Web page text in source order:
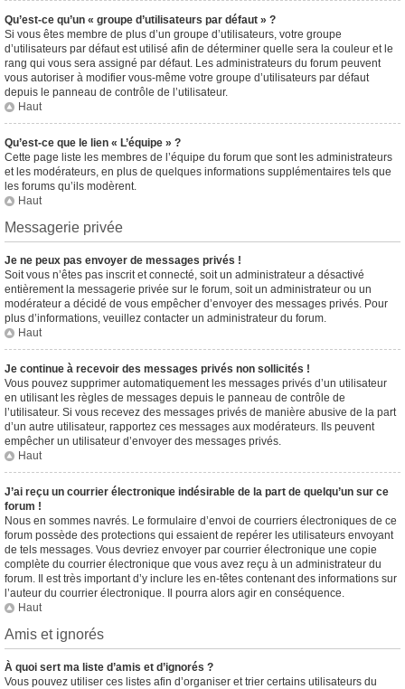
Qu’est-ce qu’un « groupe d’utilisateurs par défaut » ?
Si vous êtes membre de plus d’un groupe d’utilisateurs, votre groupe
d’utilisateurs par défaut est utilisé afin de déterminer quelle sera la couleur et le
rang qui vous sera assigné par défaut. Les administrateurs du forum peuvent
vous autoriser à modifier vous-même votre groupe d’utilisateurs par défaut
depuis le panneau de contrôle de l’utilisateur.
Haut
Qu’est-ce que le lien « L’équipe » ?
Cette page liste les membres de l’équipe du forum que sont les administrateurs
et les modérateurs, en plus de quelques informations supplémentaires tels que
les forums qu’ils modèrent.
Haut
Messagerie privée
Je ne peux pas envoyer de messages privés !
Soit vous n’êtes pas inscrit et connecté, soit un administrateur a désactivé
entièrement la messagerie privée sur le forum, soit un administrateur ou un
modérateur a décidé de vous empêcher d’envoyer des messages privés. Pour
plus d’informations, veuillez contacter un administrateur du forum.
Haut
Je continue à recevoir des messages privés non sollicités !
Vous pouvez supprimer automatiquement les messages privés d’un utilisateur
en utilisant les règles de messages depuis le panneau de contrôle de
l’utilisateur. Si vous recevez des messages privés de manière abusive de la part
d’un autre utilisateur, rapportez ces messages aux modérateurs. Ils peuvent
empêcher un utilisateur d’envoyer des messages privés.
Haut
J’ai reçu un courrier électronique indésirable de la part de quelqu’un sur ce
forum !
Nous en sommes navrés. Le formulaire d’envoi de courriers électroniques de ce
forum possède des protections qui essaient de repérer les utilisateurs envoyant
de tels messages. Vous devriez envoyer par courrier électronique une copie
complète du courrier électronique que vous avez reçu à un administrateur du
forum. Il est très important d’y inclure les en-têtes contenant des informations sur
l’auteur du courrier électronique. Il pourra alors agir en conséquence.
Haut
Amis et ignorés
À quoi sert ma liste d’amis et d’ignorés ?
Vous pouvez utiliser ces listes afin d’organiser et trier certains utilisateurs du